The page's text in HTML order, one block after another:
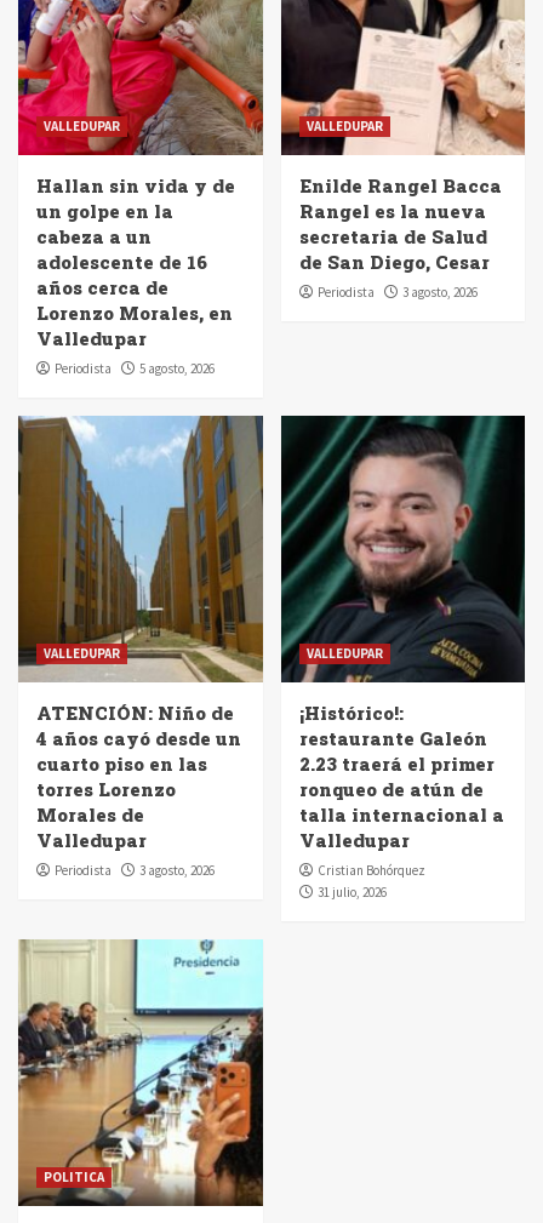
VALLEDUPAR
Hallan sin vida y de
un golpe en la
cabeza a un
adolescente de 16
años cerca de
Lorenzo Morales, en
Valledupar
Periodista 5 agosto, 2026
VALLEDUPAR
Enilde Rangel Bacca
Rangel es la nueva
secretaria de Salud
de San Diego, Cesar
Periodista 3 agosto, 2026
VALLEDUPAR
ATENCIÓN: Niño de
4 años cayó desde un
cuarto piso en las
torres Lorenzo
Morales de
Valledupar
Periodista 3 agosto, 2026
VALLEDUPAR
¡Histórico!:
restaurante Galeón
2.23 traerá el primer
ronqueo de atún de
talla internacional a
Valledupar
Cristian Bohórquez
31 julio, 2026
POLITICA